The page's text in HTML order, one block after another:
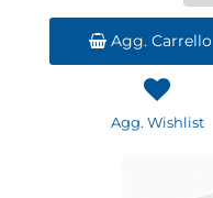
Agg. Carrello
Agg. Wishlist